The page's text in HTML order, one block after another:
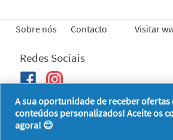
Sobre nós Contacto Visitar
Redes Sociais
Os meus dados
A sua oportunidade de receber ofertas
conteúdos personalizados! Aceite os
agora! 😊